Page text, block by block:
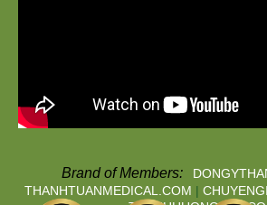
Brand of Members:
THANHTUANMEDICAL.COM |